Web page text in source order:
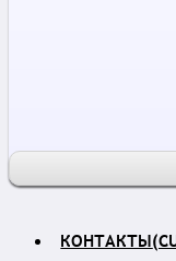
КОНТАКТЫ